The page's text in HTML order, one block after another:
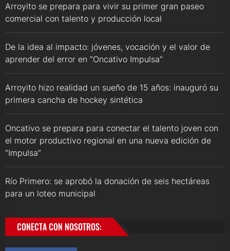
Arroyito se prepara para vivir su primer gran paseo
comercial con talento y producción local
De la idea al impacto: jóvenes, vocación y el valor de
aprender del error en “Oncativo Impulsa”
Arroyito hizo realidad un sueño de 15 años: inauguró su
primera cancha de hockey sintética
Oncativo se prepara para conectar el talento joven con
el motor productivo regional en una nueva edición de
“Impulsa”
Río Primero: se aprobó la donación de seis hectáreas
para un loteo municipal
CONECTA CON NOSOTROS: